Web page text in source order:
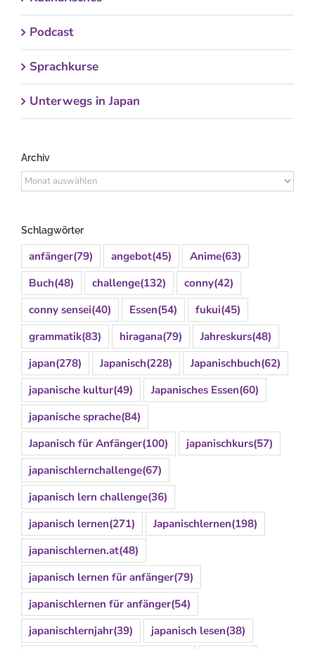
Podcast
Sprachkurse
Unterwegs in Japan
Archiv
Archiv
Schlagwörter
anfänger(79) angebot(45) Anime(63)
Buch(48) challenge(132) conny(42)
conny sensei(40) Essen(54) fukui(45)
grammatik(83) hiragana(79) Jahreskurs(48)
japan(278) Japanisch(228) Japanischbuch(62)
japanische kultur(49) Japanisches Essen(60)
japanische sprache(84)
Japanisch für Anfänger(100) japanischkurs(57)
japanischlernchallenge(67)
japanisch lern challenge(36)
japanisch lernen(271) Japanischlernen(198)
japanischlernen.at(48)
japanisch lernen für anfänger(79)
japanischlernen für anfänger(54)
japanischlernjahr(39) japanisch lesen(38)